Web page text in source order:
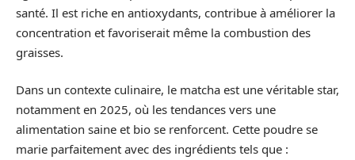
santé. Il est riche en antioxydants, contribue à améliorer la
concentration et favoriserait même la combustion des
graisses.
Dans un contexte culinaire, le matcha est une véritable star,
notamment en 2025, où les tendances vers une
alimentation saine et bio se renforcent. Cette poudre se
marie parfaitement avec des ingrédients tels que :